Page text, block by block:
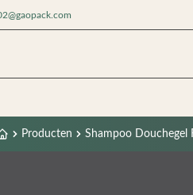
Producten Shampoo Douchegel